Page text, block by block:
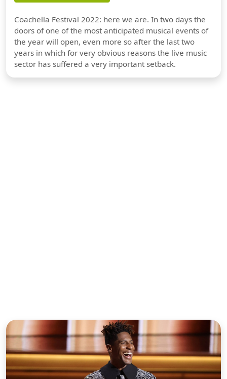
Coachella Festival 2022: here we are. In two days the
doors of one of the most anticipated musical events of
the year will open, even more so after the last two
years in which for very obvious reasons the live music
sector has suffered a very important setback.